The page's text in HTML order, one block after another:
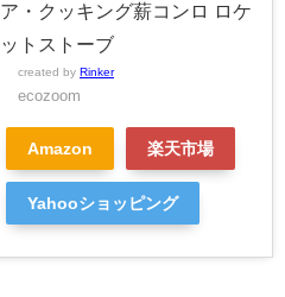
ア・クッキング薪コンロ ロケ
ットストーブ
created by Rinker
ecozoom
Amazon 楽天市場
Yahooショッピング